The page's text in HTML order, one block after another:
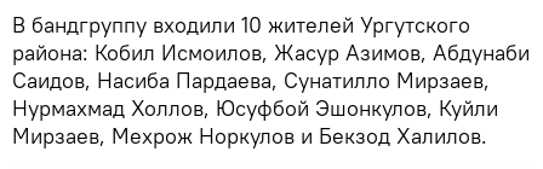
В бандгруппу входили 10 жителей Ургутского
района: Кобил Исмоилов, Жасур Азимов, Абдунаби
Саидов, Насиба Пардаева, Сунатилло Мирзаев,
Нурмахмад Холлов, Юсуфбой Эшонкулов, Куйли
Мирзаев, Мехрож Норкулов и Бекзод Халилов.